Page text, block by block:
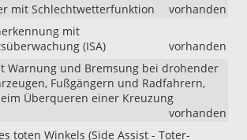
mit Schlechtwetterfunktion
vorhanden
mit
(ISA)
vorhanden
Warnung und Bremsung bei drohender
Fußgängern und Radfahrern,
Überqueren einer Kreuzung
vorhanden
toten Winkels (Side Assist - Toter-